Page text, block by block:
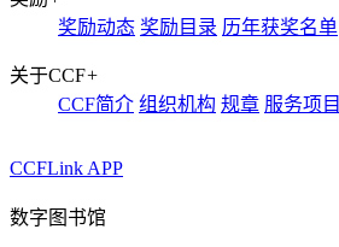
奖励动态 奖励目录 历年获奖名单
关于CCF+
CCF简介 组织机构 规章 服务项目
CCFLink APP
数字图书馆